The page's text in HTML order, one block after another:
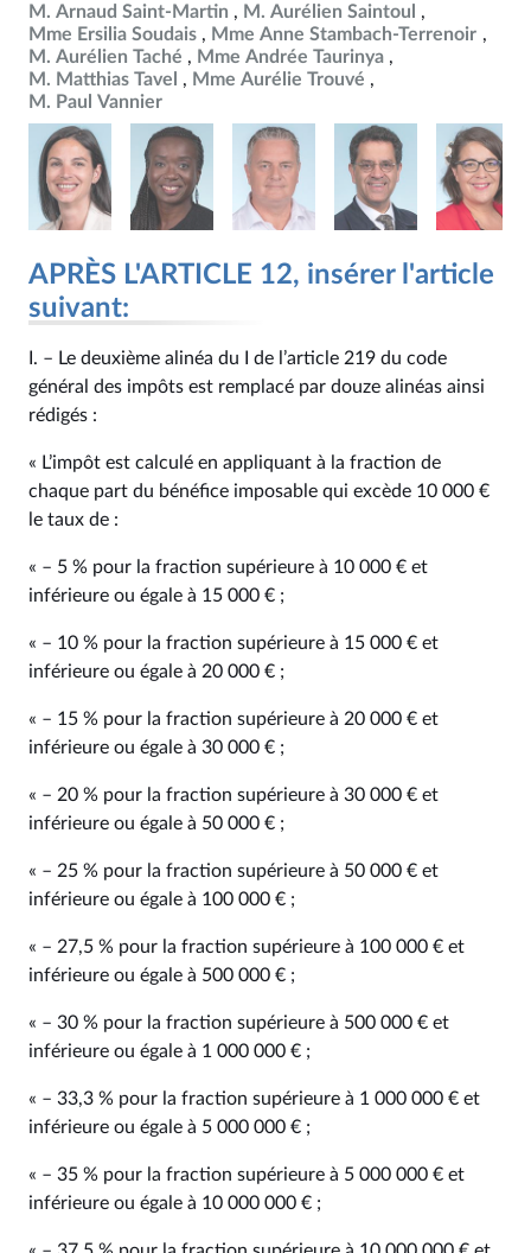
M. Arnaud Saint-Martin
M. Aurélien Saintoul
Mme Ersilia Soudais
Mme Anne Stambach-Terrenoir
M. Aurélien Taché
Mme Andrée Taurinya
M. Matthias Tavel
Mme Aurélie Trouvé
M. Paul Vannier
APRÈS L'ARTICLE 12, insérer l'article
suivant:
I. – Le deuxième alinéa du I de l’article 219 du code
général des impôts est remplacé par douze alinéas ainsi
rédigés :
« L’impôt est calculé en appliquant à la fraction de
chaque part du bénéfice imposable qui excède 10 000 €
le taux de :
« – 5 % pour la fraction supérieure à 10 000 € et
inférieure ou égale à 15 000 € ;
« – 10 % pour la fraction supérieure à 15 000 € et
inférieure ou égale à 20 000 € ;
« – 15 % pour la fraction supérieure à 20 000 € et
inférieure ou égale à 30 000 € ;
« – 20 % pour la fraction supérieure à 30 000 € et
inférieure ou égale à 50 000 € ;
« – 25 % pour la fraction supérieure à 50 000 € et
inférieure ou égale à 100 000 € ;
« – 27,5 % pour la fraction supérieure à 100 000 € et
inférieure ou égale à 500 000 € ;
« – 30 % pour la fraction supérieure à 500 000 € et
inférieure ou égale à 1 000 000 € ;
« – 33,3 % pour la fraction supérieure à 1 000 000 € et
inférieure ou égale à 5 000 000 € ;
« – 35 % pour la fraction supérieure à 5 000 000 € et
inférieure ou égale à 10 000 000 € ;